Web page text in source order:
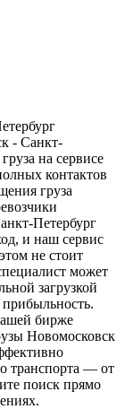
- Санкт-
на сервисе
контактов
груза
Петербург
и наш сервис
не стоит
может
загрузкой
бирже
Новомосковск
транспорта — от
поиск прямо